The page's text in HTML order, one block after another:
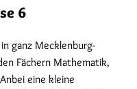
6
ganz Mecklenburg-
Fächern Mathematik,
eine kleine